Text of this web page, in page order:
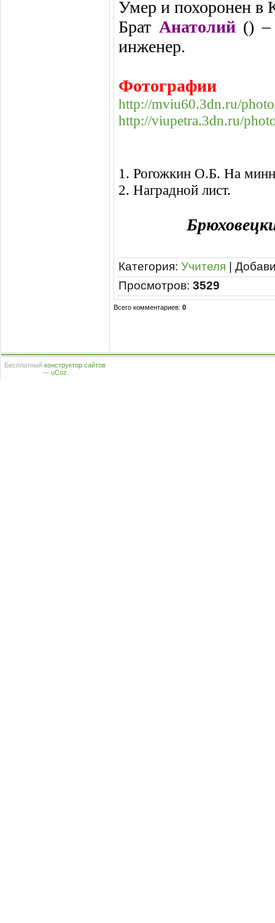
Умер и похоронен в
Брат Анатолий() –
инженер.
Фотографии
http://mviu60.3dn.ru/
http://viupetra.3dn.ru/
1. Рогожкин О.Б. На
2. Наградной лист.
Категория: Учителя |
Просмотров: 3529
Всего комментариев: 0
Бесплатный конструктор сайтов
—uCoz